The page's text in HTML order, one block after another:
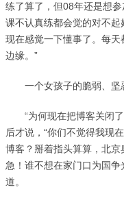
练了算了，但08年还是想
课不认真练都会觉的对不起
现在感觉一下懂事了。每
边缘。”
一个女孩子的脆弱、坚忍
“为何现在把博客关闭了
后才说，“你们不觉得我现
博客？掰着指头算算，北
急！谁不想在家门口为国
道。